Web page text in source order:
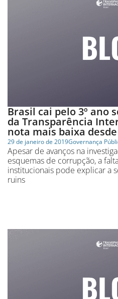
Brasil cai pelo 3º ano
da Transparência
nota mais baixa desde
29 de janeiro de 2019Governança
Apesar de avanços na
esquemas de corrupção, a
institucionais pode explicar a
ruins